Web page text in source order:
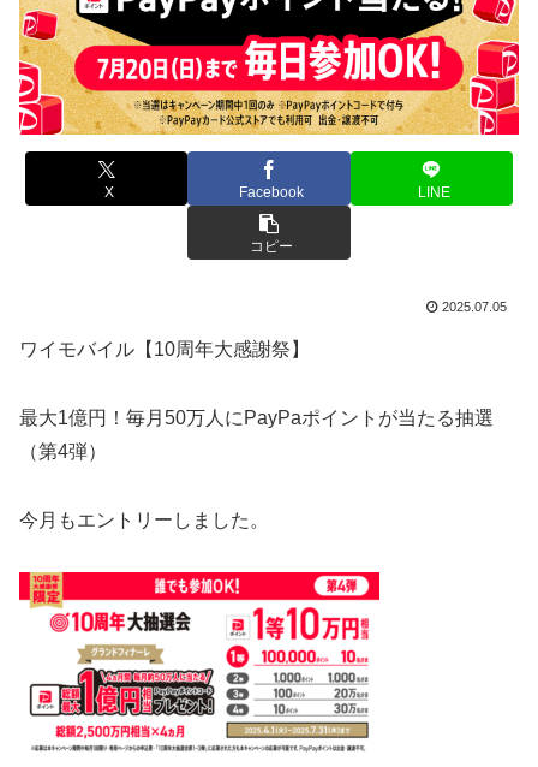
X Facebook LINE
コピー
2025.07.05
ワイモバイル【10周年大感謝祭】
最大1億円！毎月50万人にPayPaポイントが当たる抽選
（第4弾）
今月もエントリーしました。